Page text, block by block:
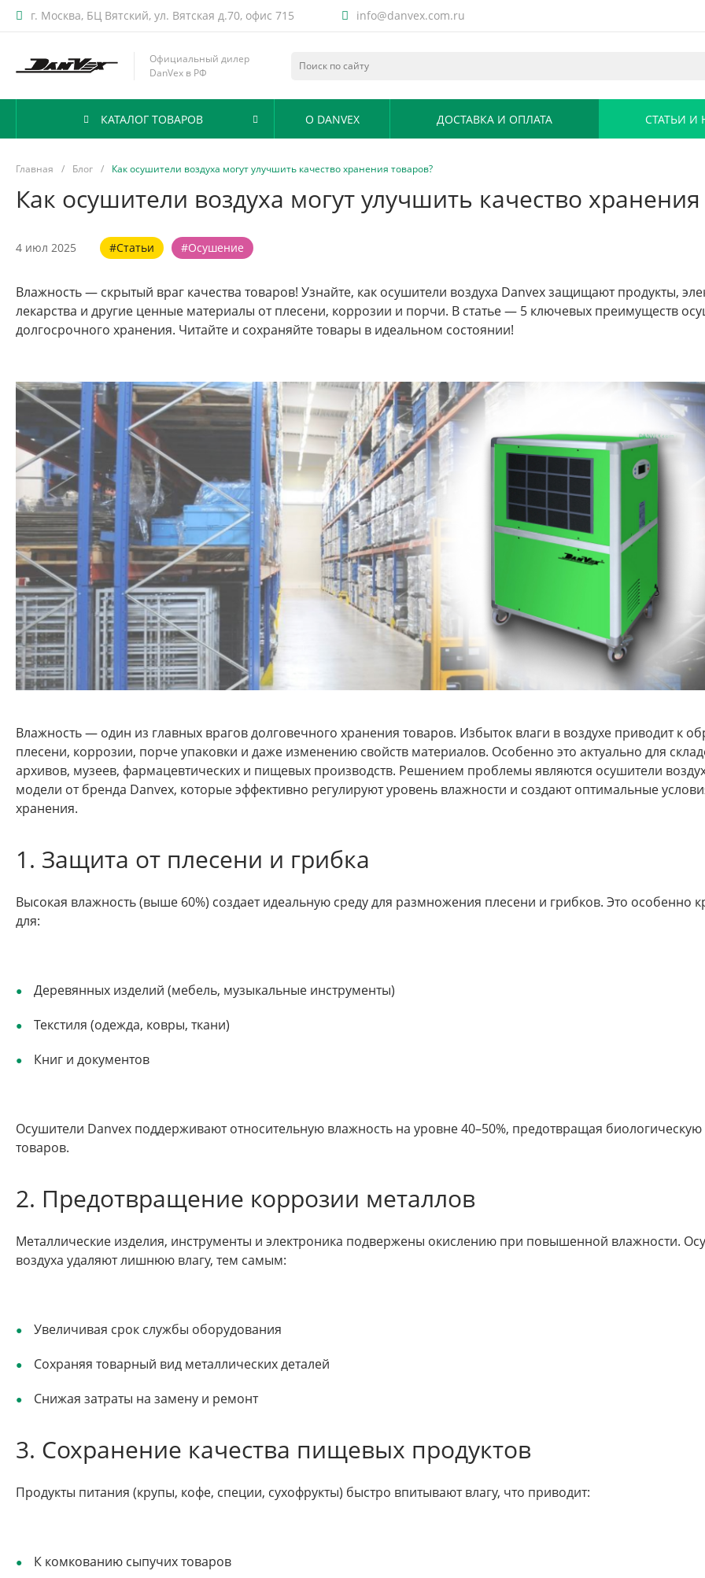
г. Москва, БЦ Вятский, ул. Вятская д.70, офис 715 info@danvex.com.ru
Официальный дилер
DanVex в РФ
КАТАЛОГ ТОВАРОВ О DANVEX ДОСТАВКА И ОПЛАТА СТАТЬИ И
Главная / Блог / Как осушители воздуха могут улучшить качество хранения товаров?
Как осушители воздуха могут улучшить качество
4 июл 2025 #Статьи #Осушение
Влажность — скрытый враг качества товаров! Узнайте, как осушители воздуха Danvex защищают продукты,
лекарства и другие ценные материалы от плесени, коррозии и порчи. В статье — 5 ключевых преимуществ
долгосрочного хранения. Читайте и сохраняйте товары в идеальном состоянии!
Влажность — один из главных врагов долговечного хранения товаров. Избыток влаги в воздухе приводит к
плесени, коррозии, порче упаковки и даже изменению свойств материалов. Особенно это актуально для
архивов, музеев, фармацевтических и пищевых производств. Решением проблемы являются осушители
модели от бренда Danvex, которые эффективно регулируют уровень влажности и создают оптимальные
хранения.
1. Защита от плесени и грибка
Высокая влажность (выше 60%) создает идеальную среду для размножения плесени и грибков. Это особенно
для:
Деревянных изделий (мебель, музыкальные инструменты)
Текстиля (одежда, ковры, ткани)
Книг и документов
Осушители Danvex поддерживают относительную влажность на уровне 40–50%, предотвращая
товаров.
2. Предотвращение коррозии металлов
Металлические изделия, инструменты и электроника подвержены окислению при повышенной влажности.
воздуха удаляют лишнюю влагу, тем самым:
Увеличивая срок службы оборудования
Сохраняя товарный вид металлических деталей
Снижая затраты на замену и ремонт
3. Сохранение качества пищевых продуктов
Продукты питания (крупы, кофе, специи, сухофрукты) быстро впитывают влагу, что приводит:
К комкованию сыпучих товаров